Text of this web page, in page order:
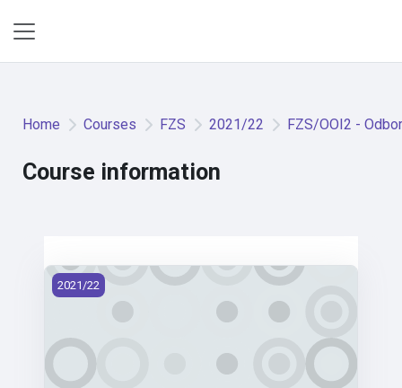
Home Courses FZS 2021/22 FZS/OOI2 -
Course information
FZS/OOI2 - Odborná ošetř. praxe individuální 2 (2021)
2021/22